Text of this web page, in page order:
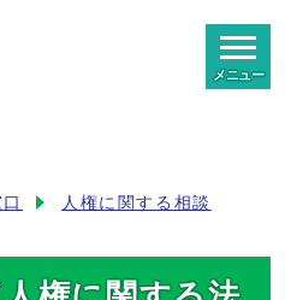
メニュー
人権に関する相談